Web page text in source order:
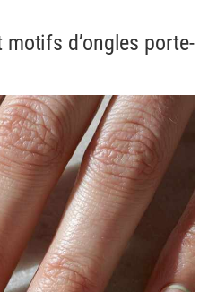
d’ongles porte-